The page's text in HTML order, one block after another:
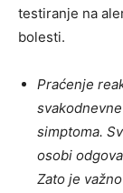
testiranje na
bolesti.
Praćenje
simptoma.
osobi
Zato je